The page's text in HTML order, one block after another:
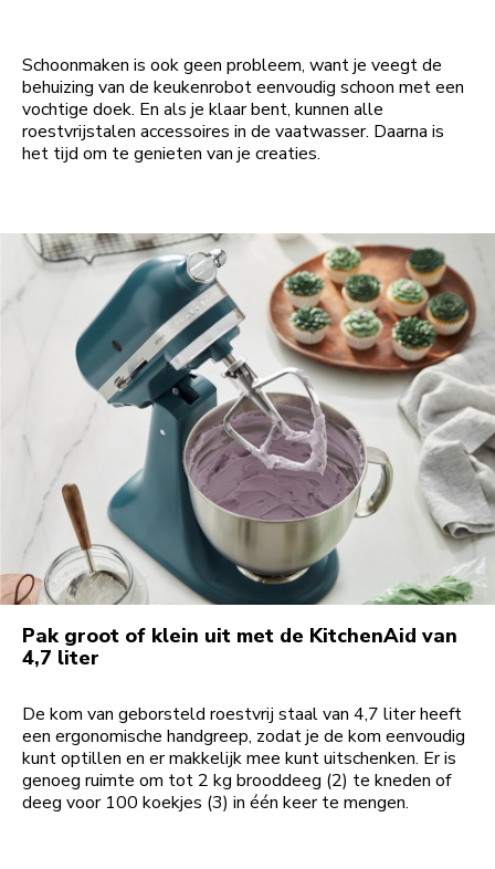
Schoonmaken is ook geen probleem, want je veegt de
behuizing van de keukenrobot eenvoudig schoon met een
vochtige doek. En als je klaar bent, kunnen alle
roestvrijstalen accessoires in de vaatwasser. Daarna is
het tijd om te genieten van je creaties.
Pak groot of klein uit met de KitchenAid van
4,7 liter
De kom van geborsteld roestvrij staal van 4,7 liter heeft
een ergonomische handgreep, zodat je de kom eenvoudig
kunt optillen en er makkelijk mee kunt uitschenken. Er is
genoeg ruimte om tot 2 kg brooddeeg (2) te kneden of
deeg voor 100 koekjes (3) in één keer te mengen.